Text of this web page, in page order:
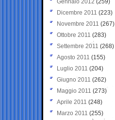
Gennaio 2012 (259)
Dicembre 2011 (223)
Novembre 2011 (267)
Ottobre 2011 (283)
Settembre 2011 (268)
Agosto 2011 (155)
Luglio 2011 (204)
Giugno 2011 (262)
Maggio 2011 (273)
Aprile 2011 (248)
Marzo 2011 (255)